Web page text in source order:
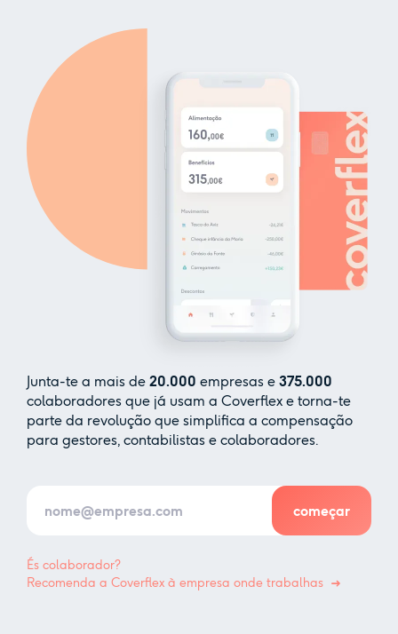
Junta-te a mais de 20.000 empresas e 375.000
colaboradores que já usam a Coverflex e torna-te
parte da revolução que simplifica a compensação
para gestores, contabilistas e colaboradores.
És colaborador?
Recomenda a Coverflex à empresa onde trabalhas